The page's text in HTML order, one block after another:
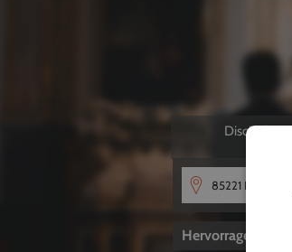
Discjockeys
Hervorragend